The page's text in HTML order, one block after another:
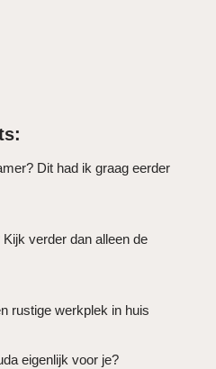
Dit had ik graag eerder
verder dan alleen de
rustige werkplek in huis
eigenlijk voor je?